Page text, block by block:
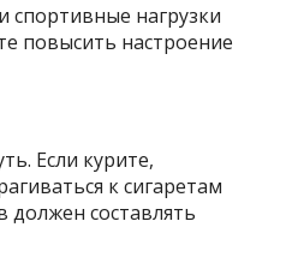
спортивные нагрузки
повысить настроение
Если курите,
к сигаретам
составлять